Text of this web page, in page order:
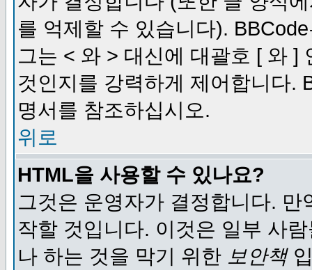
를 억제할 수 있습니다).
그는 < 와 > 대신에 대괄호 [ 와 ]
것인지를 강력하게 제어합니다.
명서를 참조하십시오.
위로
HTML을 사용할 수 있나요?
그것은 운영자가 결정합니다.
작할 것입니다. 이것은 일부 사
나 하는 것을 막기 위한 보안책